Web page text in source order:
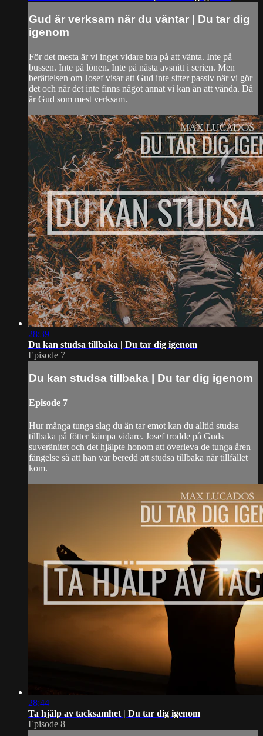
Gud är verksam när du väntar | Du tar dig
igenom
För det mesta är vi inget vidare bra på att vänta. Inte på
bussen. Inte på lönen. Inte på nästa avsnitt i serien. Men
berättelsen om Josef visar att Gud inte sitter passiv när vi gör
det och när det inte finns något annat vi kan än att vända. Då
är Gud som mest verksam.
28:39
Du kan studsa tillbaka | Du tar dig igenom
Episode 7
Du kan studsa tillbaka | Du tar dig igenom
Episode 7
Hur många tunga slag du än tar emot kan du alltid studsa
tillbaka på fötter kämpa vidare. Josef trodde på Guds
suveränitet och det hjälpte honom att överleva de tunga åren
fängelse så att han var beredd att studsa tillbaka när tillfället
kom.
28:44
Ta hjälp av tacksamhet | Du tar dig igenom
Episode 8